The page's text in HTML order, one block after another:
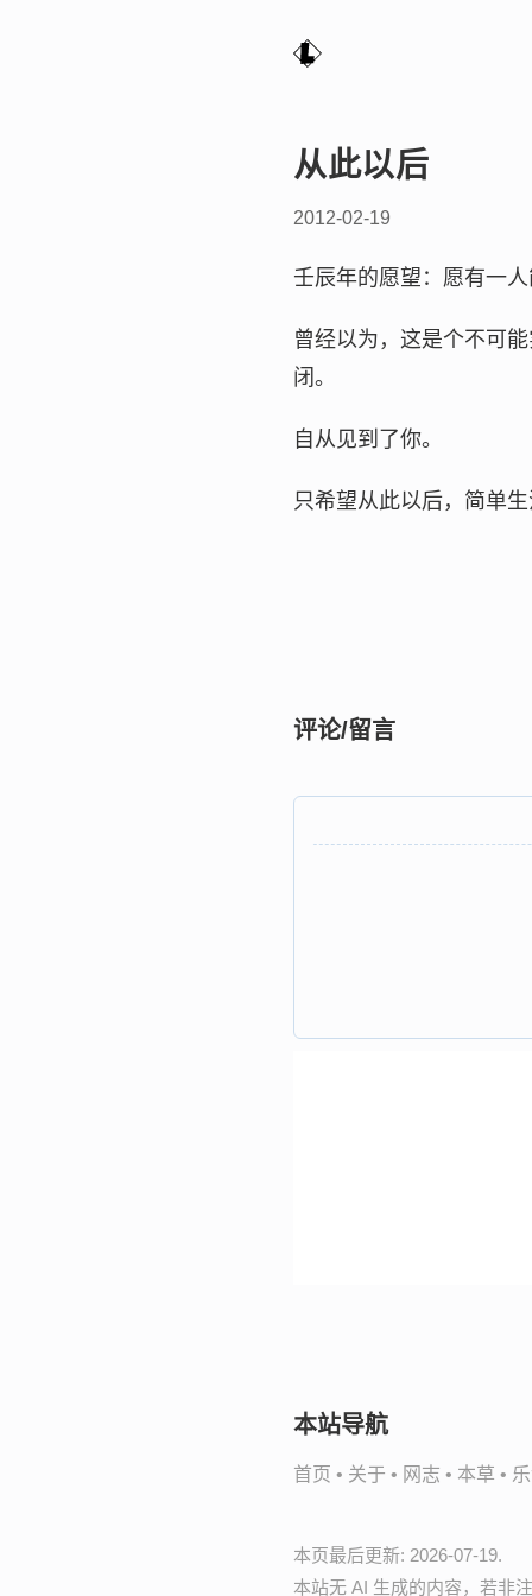
从此以后
2012-02-19
壬辰年的愿望：愿有一
曾经以为，这是个不可
闭。
自从见到了你。
只希望从此以后，简单
评论/留言
本站导航
首页 • 关于 • 网志 • 本草 •
本页最后更新: 2026-07-19.
本站无 AI 生成的内容，若非